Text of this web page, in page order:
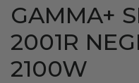
GAMMA+
2001R
2100W